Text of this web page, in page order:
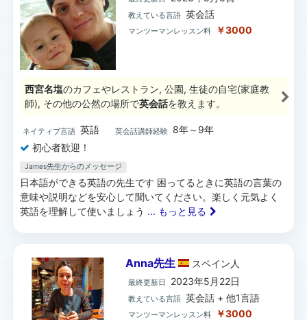
教えている言語 英会話
マンツーマンレッスン料 ￥3000
西宮名塩のカフェやレストラン, 公園, 生徒の自宅(家庭教
師), その他の公然の場所で英会話を教えます。
ネイティブ言語 英語 英会話講師経験
8年～9年
初心者歓迎！
James先生からのメッセージ
日本語ができる英語の先生です 困ってるときに英語の言葉の
意味や説明などを安心して聞いてください。楽しく元気よく
英語を理解して使いましょう ... もっと見る
Anna先生 スペイン 人
最終更新日 2023年5月22日
教えている言語 英会話 + 他1言語
マンツーマンレッスン料 ￥3000